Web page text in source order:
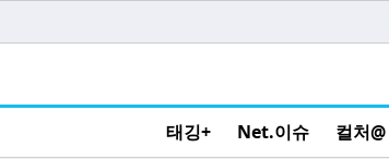
태깅+ Net.이슈 컬처@